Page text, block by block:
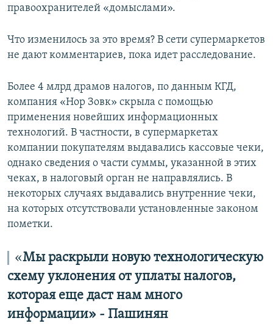
правоохранителей «домыслами».
Что изменилось за это время? В сети супермаркетов
не дают комментариев, пока идет расследование.
Более 4 млрд драмов налогов, по данным КГД,
компания «Нор Зовк» скрыла с помощью
применения новейших информационных
технологий. В частности, в супермаркетах
компании покупателям выдавались кассовые чеки,
однако сведения о части суммы, указанной в этих
чеках, в налоговый орган не направлялись. В
некоторых случаях выдавались внутренние чеки,
на которых отсутствовали установленные законом
пометки.
«Мы раскрыли новую технологическую
схему уклонения от уплаты налогов,
которая еще даст нам много
информации» - Пашинян